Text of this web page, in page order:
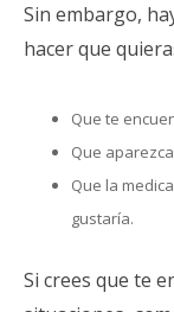
Sin embargo,
hacer que
Que te
Que
Que la
gustaría.
Si crees que te